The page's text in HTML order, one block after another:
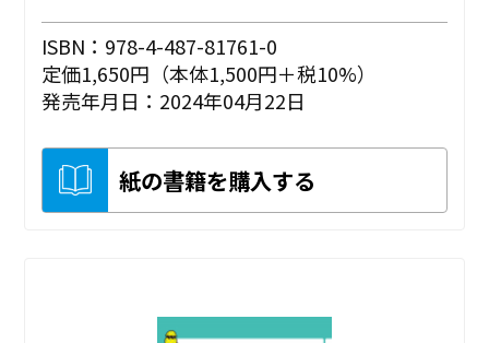
ISBN：978-4-487-81761-0
定価1,650円（本体1,500円＋税10%）
発売年月日：2024年04月22日
紙の書籍を購入する